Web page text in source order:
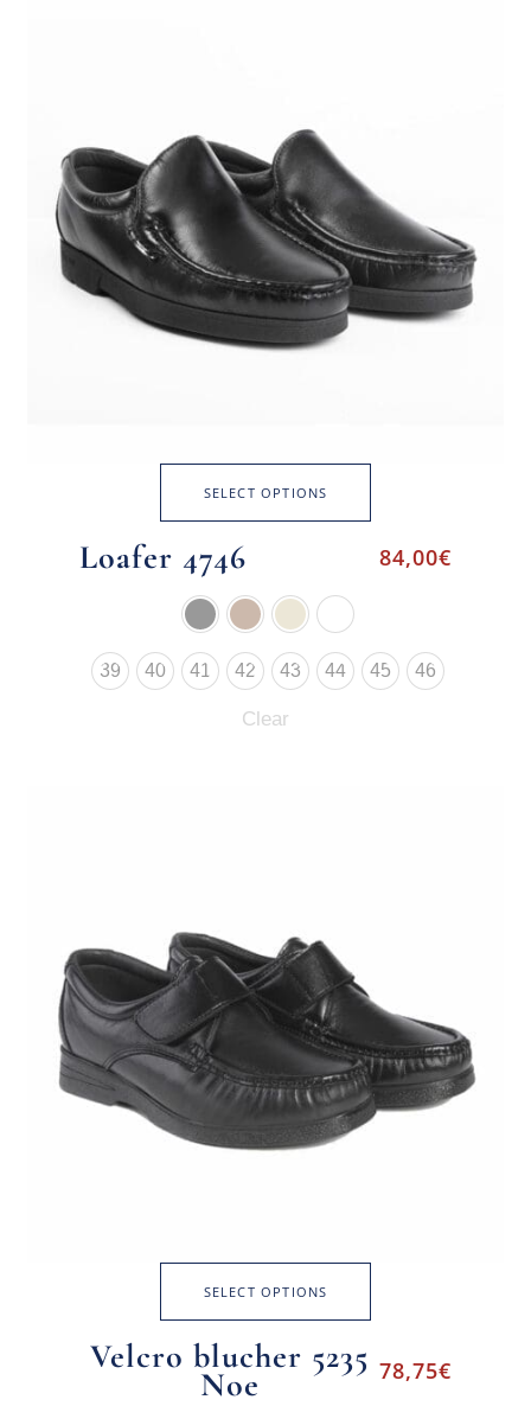
SELECT OPTIONS
Loafer 4746 84,00€
39 40 41 42 43 44 45 46
Clear
SELECT OPTIONS
Velcro blucher 5235
Noe 78,75€